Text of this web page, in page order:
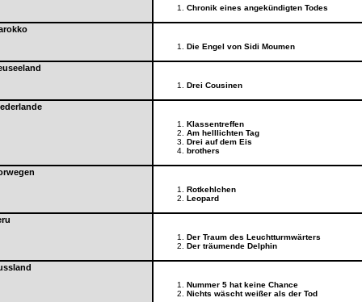
Chronik eines angekündigten Todes
Die Engel von Sidi Moumen
Drei Cousinen
Klassentreffen
Am helllichten Tag
Drei auf dem Eis
brothers
Rotkehlchen
Leopard
Der Traum des Leuchtturmwärters
Der träumende Delphin
Nummer 5 hat keine Chance
Nichts wäscht weißer als der Tod